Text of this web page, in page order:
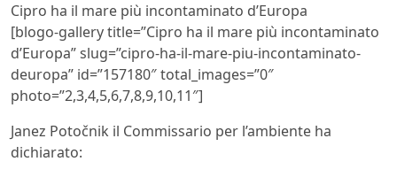
Cipro ha il mare più incontaminato d’Europa
[blogo-gallery title=”Cipro ha il mare più incontaminato
d’Europa” slug=”cipro-ha-il-mare-piu-incontaminato-
deuropa” id=”157180″ total_images=”0″
photo=”2,3,4,5,6,7,8,9,10,11″]
Janez Potočnik il Commissario per l’ambiente ha
dichiarato: